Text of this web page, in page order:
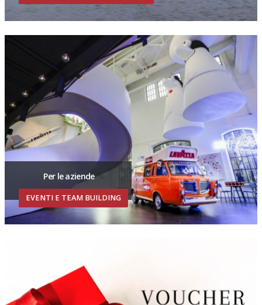
Per le aziende
EVENTI E TEAM BUILDING